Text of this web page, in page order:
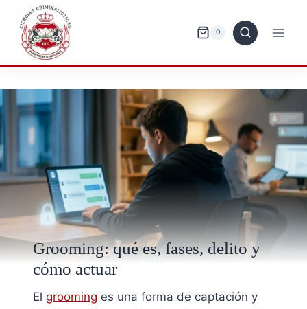
Saltar
contenido
0
Grooming: qué es, fases, delito y
cómo actuar
El grooming es una forma de captación y